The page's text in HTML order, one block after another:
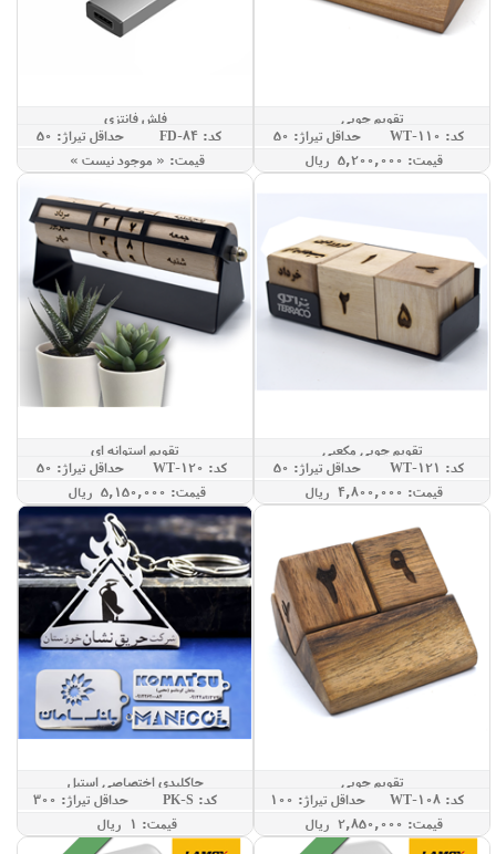
تقویم چوبی
کد: WT-110
حداقل تيراژ: 50
قيمت: 5,200,000 ريال
فلش فانتزی
کد: FD-84
حداقل تيراژ: 50
قيمت: « موجود نيست »
تقویم چوبی مکعبی
کد: WT-121
حداقل تيراژ: 50
قيمت: 4,800,000 ريال
تقویم استوانه ای
کد: WT-120
حداقل تيراژ: 50
قيمت: 5,150,000 ريال
تقویم چوبی
کد: WT-108
حداقل تيراژ: 100
قيمت: 2,850,000 ريال
جاکلیدی اختصاصی استیل
کد: PK-S
حداقل تيراژ: 300
قيمت: 1 ريال